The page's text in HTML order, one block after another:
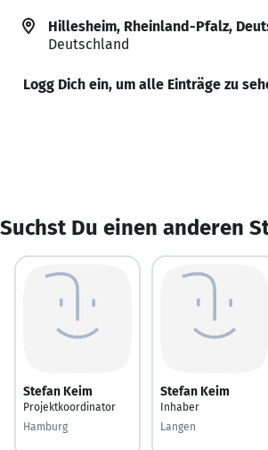
Hillesheim, Rheinland-Pfalz,
Deutschland
Logg Dich ein, um alle Einträge zu
Suchst Du einen anderen
Stefan Keim
Projektkoordinator
Hamburg
Stefan Keim
Inhaber
Langen